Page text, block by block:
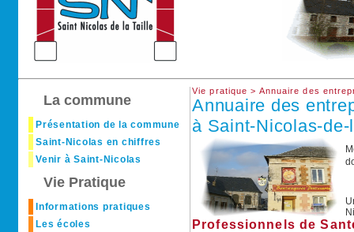
La commune
Présentation de la commune
Saint-Nicolas en chiffres
Venir à Saint-Nicolas
Vie Pratique
Informations pratiques
Les écoles
Vie pratique > Annuaire des
Annuaire des
à Saint-Nicolas-de-
Professionnels de